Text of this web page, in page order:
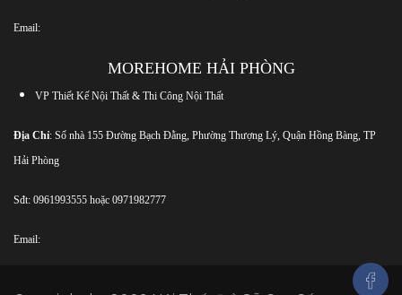
Email:
MOREHOME HẢI PHÒNG
VP Thiết Kế Nội Thất & Thi Công Nội Thất
Địa Chỉ: Số nhà 155 Đường Bạch Đằng, Phường Thượng Lý, Quận Hồng Bàng, TP
Hải Phòng
Sđt: 0961993555 hoặc 0971982777
Email: